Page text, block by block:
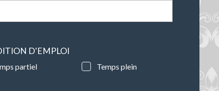
D'EMPLOI
partiel Temps plein